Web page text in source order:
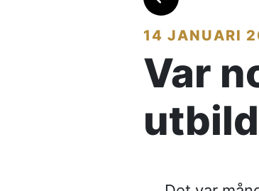
Startsida
Aktuellt
Frågor och
14 JANUARI
Var